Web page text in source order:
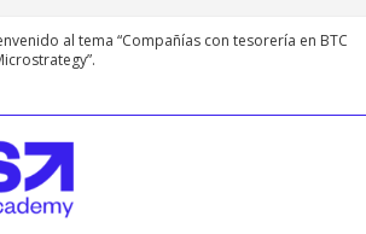
al tema “Compañías con tesorería en BTC